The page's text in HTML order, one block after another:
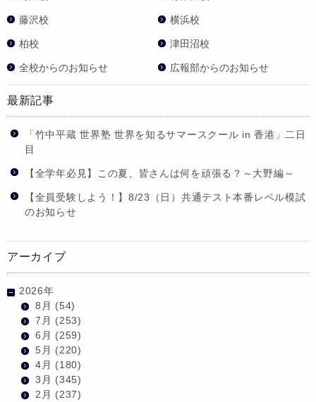
藤沢校 横浜校
柏校 津田沼校
全校からのお知らせ 広報部からのお知らせ
最新記事
「竹中平蔵 世界塾 世界を知るサマースクール in 香港」二日
目
【全学年必見】この夏、皆さんは何を頑張る？～大野編～
【全員受験しよう！】8/23（日）共通テスト本番レベル模試
のお知らせ
アーカイブ
2026年
8月 (54)
7月 (253)
6月 (259)
5月 (220)
4月 (180)
3月 (345)
2月 (237)